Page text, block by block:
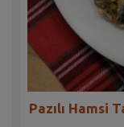
Pazılı Hamsi